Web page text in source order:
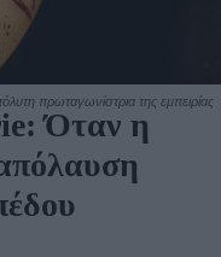
πρωταγωνίστρια της εμπειρίας
Όταν η